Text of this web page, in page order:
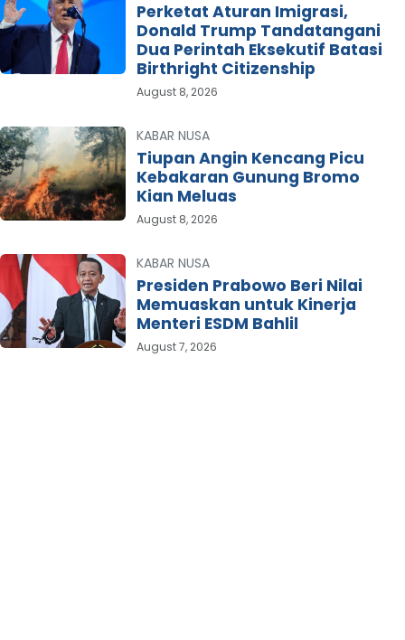
Perketat Aturan Imigrasi,
Donald Trump Tandatangani
Dua Perintah Eksekutif Batasi
Birthright Citizenship
August 8, 2026
KABAR NUSA
Tiupan Angin Kencang Picu
Kebakaran Gunung Bromo
Kian Meluas
August 8, 2026
KABAR NUSA
Presiden Prabowo Beri Nilai
Memuaskan untuk Kinerja
Menteri ESDM Bahlil
August 7, 2026